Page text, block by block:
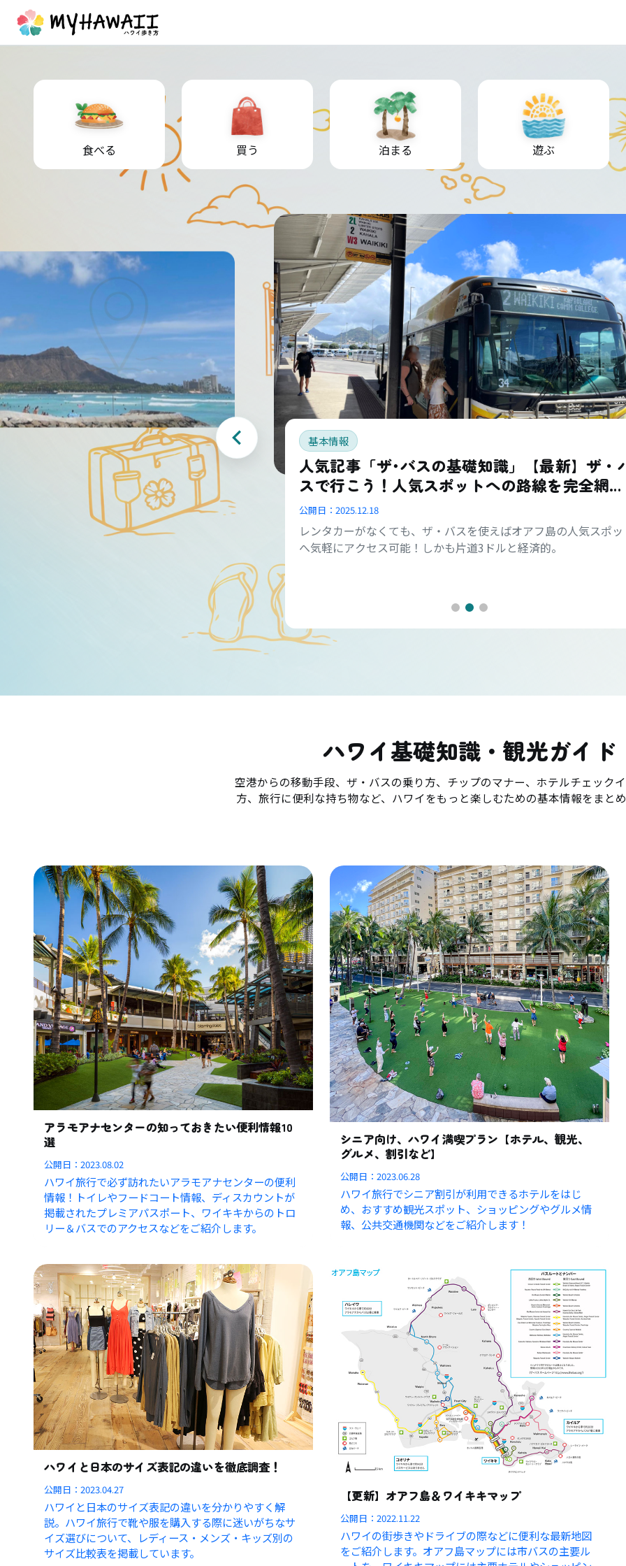
食べる 買う 泊まる 遊ぶ
基本情報
人気記事「ザ･バスの基礎知識」【最新】ザ・
スで行こう！人気スポットへの路線を完全網
羅！
公開日： 2025.12.18
レンタカーがなくても、ザ・バスを使えばオアフ島の人気スポ
へ気軽にアクセス可能！しかも片道3ドルと経済的。
ハワイ基礎知識・観光ガイド
空港からの移動手段、ザ・バスの乗り方、チップのマナー、ホテルチェック
方、旅行に便利な持ち物など、ハワイをもっと楽しむための基本情報をまと
アラモアナセンターの知っておきたい便利情報10
選
公開日：2023.08.02
ハワイ旅行で必ず訪れたいアラモアナセンターの便利
情報！トイレやフードコート情報、ディスカウントが
掲載されたプレミアパスポート、ワイキキからのトロ
リー＆バスでのアクセスなどをご紹介します。
シニア向け、ハワイ満喫プラン【ホテル、観光、
グルメ、割引など】
公開日：2023.06.28
ハワイ旅行でシニア割引が利用できるホテルをはじ
め、おすすめ観光スポット、ショッピングやグルメ情
報、公共交通機関などをご紹介します！
ハワイと日本のサイズ表記の違いを徹底調査！
公開日：2023.04.27
ハワイと日本のサイズ表記の違いを分かりやすく解
説。ハワイ旅行で靴や服を購入する際に迷いがちなサ
イズ選びについて、レディース・メンズ・キッズ別の
サイズ比較表を掲載しています。
【更新】オアフ島＆ワイキキマップ
公開日：2022.11.22
ハワイの街歩きやドライブの際などに便利な最新地図
をご紹介します。オアフ島マップには市バスの主要ル